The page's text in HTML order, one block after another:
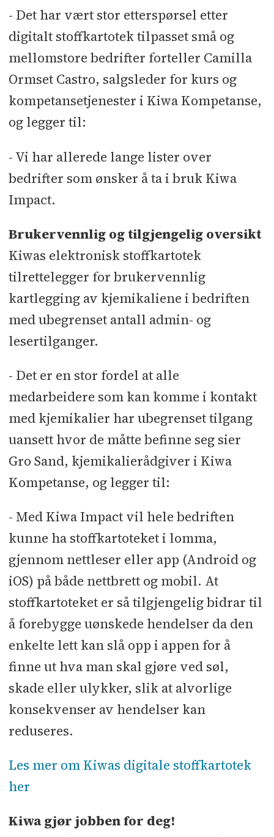
økt sikkerhet
ISO 45001 bidrar til god
sikkerhetskultur
Sikrer nye og eksisterende bygg
Manglende CE-merking av
byggevarer
ISO 45001 bidrar til en god
sikkerhetskultur
Gode resultater med avansert
Ny internasjonal standard skal
redde liv
Manglende CE-merking av
byggevarer
- Det har vært stor etterspørsel etter
digitalt stoffkartotek tilpasset små og
mellomstore bedrifter forteller Camilla
Ormset Castro, salgsleder for kurs og
kompetansetjenester i Kiwa Kompetanse,
og legger til:
- Vi har allerede lange lister over
bedrifter som ønsker å ta i bruk Kiwa
Impact.
Brukervennlig og tilgjengelig oversikt
Kiwas elektronisk stoffkartotek
tilrettelegger for brukervennlig
kartlegging av kjemikaliene i bedriften
med ubegrenset antall admin- og
lesertilganger.
- Det er en stor fordel at alle
medarbeidere som kan komme i kontakt
med kjemikalier har ubegrenset tilgang
uansett hvor de måtte befinne seg sier
Gro Sand, kjemikalierådgiver i Kiwa
Kompetanse, og legger til:
- Med Kiwa Impact vil hele bedriften
kunne ha stoffkartoteket i lomma,
gjennom nettleser eller app (Android og
iOS) på både nettbrett og mobil. At
stoffkartoteket er så tilgjengelig bidrar til
å forebygge uønskede hendelser da den
enkelte lett kan slå opp i appen for å
finne ut hva man skal gjøre ved søl,
skade eller ulykker, slik at alvorlige
konsekvenser av hendelser kan
reduseres.
Les mer om Kiwas digitale stoffkartotek
her
Kiwa gjør jobben for deg!